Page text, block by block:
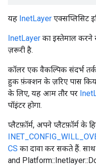
यह InetLayer एक्सप्लिसिट
InetLayer का इस्तेमाल
ज़रूरी है.
कॉलर एक वैकल्पिक संदर्भ
हुक फ़ंक्शन के ज़रिए पास
के लिए, यह आम तौर पर
पॉइंटर होगा.
प्लैटफ़ॉर्म, अपने प्लैटफ़ॉर्म के
CS का दावा कर सकते हैं.
and